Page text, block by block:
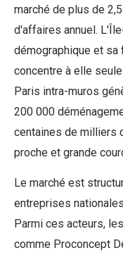
marché de plus de
d'affaires annuel.
démographique et
concentre à elle
Paris intra-muros
200 000
centaines de milliers
proche et grande
Le marché est
entreprises
Parmi ces acteurs,
comme Proconcept